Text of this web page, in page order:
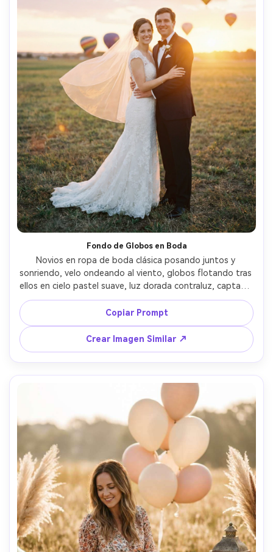
Fondo de Globos en Boda
Novios en ropa de boda clásica posando juntos y
sonriendo, velo ondeando al viento, globos flotando tras
ellos en cielo pastel suave, luz dorada contraluz, captada
con Sony A1, 50mm f/1.2, encuadre cuerpo entero,
gradación de color tipo película romántica, fotografía
nupcial ultra realista --ar 4:5
Copiar Prompt
Crear Imagen Similar ↗